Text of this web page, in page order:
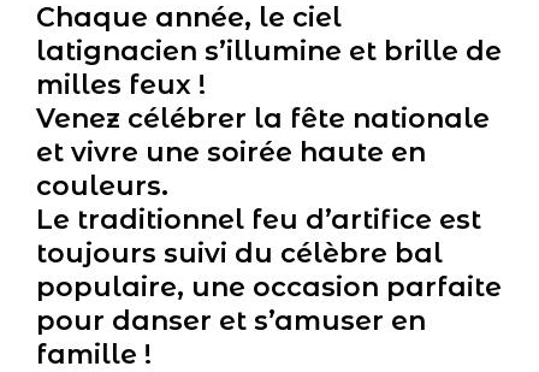
Chaque année, le ciel
latignacien s’illumine et brille de
milles feux !
Venez célébrer la fête nationale
et vivre une soirée haute en
couleurs.
Le traditionnel feu d’artifice est
toujours suivi du célèbre bal
populaire, une occasion parfaite
pour danser et s’amuser en
famille !